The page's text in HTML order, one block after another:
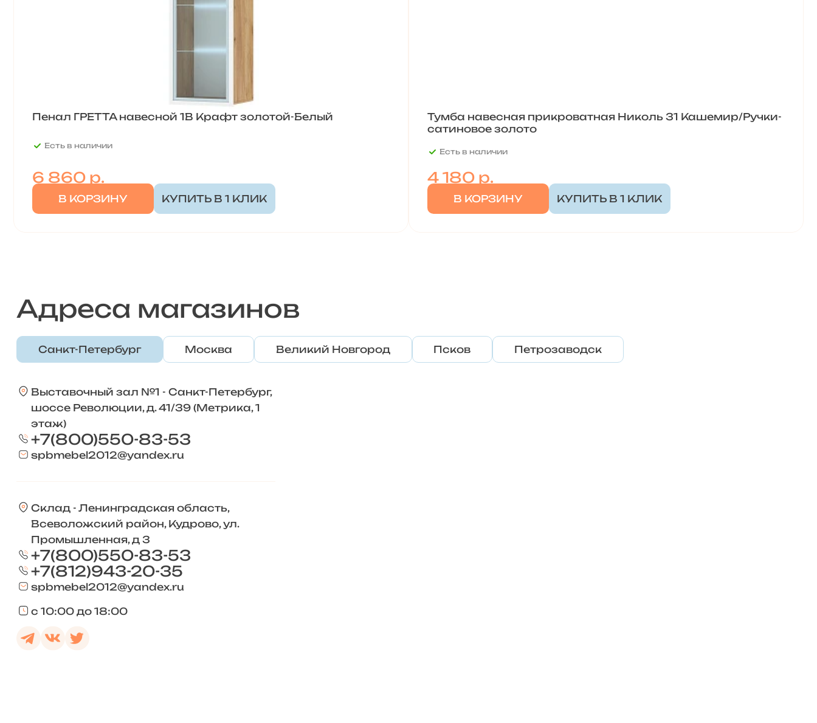
Пенал ГРЕТТА навесной 1В Крафт золотой-Белый
Есть в наличии
6 860р.
В КОРЗИНУ КУПИТЬ В 1 КЛИК
Тумба навесная прикроватная Николь 31 Кашемир/Ручки-
сатиновое золото
Есть в наличии
4 180р.
В КОРЗИНУ КУПИТЬ В 1 КЛИК
Адреса магазинов
Санкт-Петербург Москва Великий Новгород Псков Петрозаводск
Выставочный зал №1 - Санкт-Петербург,
шоссе Революции, д. 41/39 (Метрика, 1
этаж)
+7(800)550-83-53
spbmebel2012@yandex.ru
Склад - Ленинградская область,
Всеволожский район, Кудрово, ул.
Промышленная, д 3
+7(800)550-83-53
+7(812)943-20-35
spbmebel2012@yandex.ru
с 10:00 до 18:00